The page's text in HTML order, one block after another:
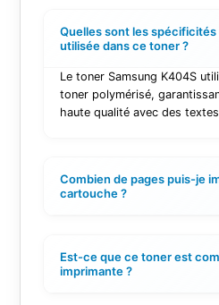
Quelles sont les
utilisée dans ce toner ?
Le toner Samsung K404S
toner polymérisé,
haute qualité avec des
Combien de pages puis-je
cartouche ?
Est-ce que ce toner est
imprimante ?